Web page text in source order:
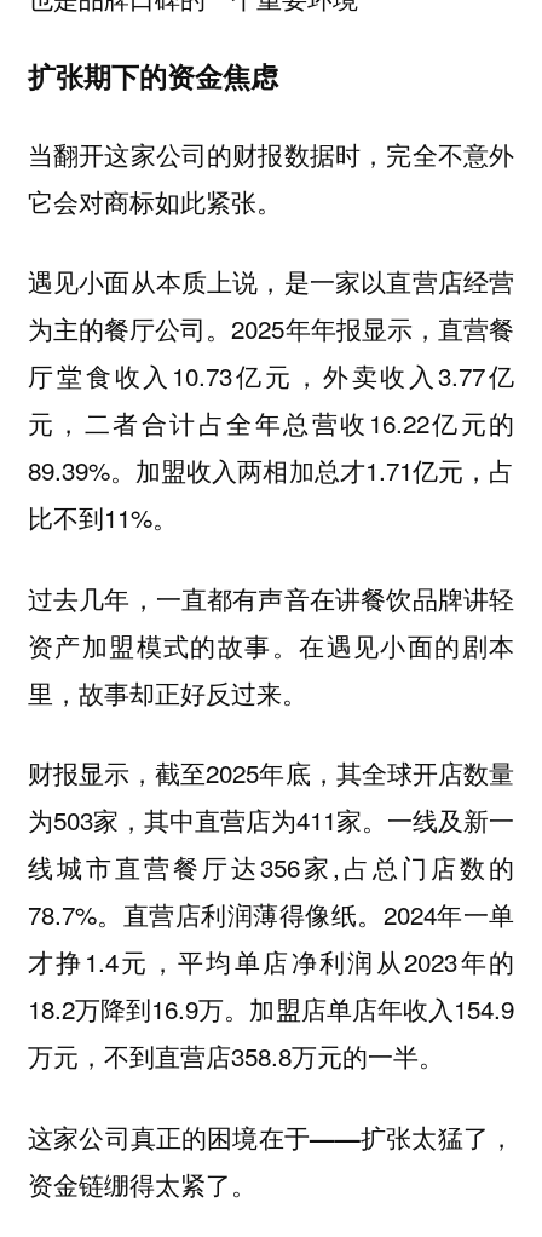
扩张期下的资金焦虑
当翻开这家公司的财报数据时，完全不意外
它会对商标如此紧张。
遇见小面从本质上说，是一家以直营店经营
为主的餐厅公司。2025年年报显示，直营餐
厅堂食收入10.73亿元，外卖收入3.77亿
元，二者合计占全年总营收16.22亿元的
89.39%。加盟收入两相加总才1.71亿元，占
比不到11%。
过去几年，一直都有声音在讲餐饮品牌讲轻
资产加盟模式的故事。在遇见小面的剧本
里，故事却正好反过来。
财报显示，截至2025年底，其全球开店数量
为503家，其中直营店为411家。一线及新一
线城市直营餐厅达356家,占总门店数的
78.7%。直营店利润薄得像纸。2024年一单
才挣1.4元，平均单店净利润从2023年的
18.2万降到16.9万。加盟店单店年收入154.9
万元，不到直营店358.8万元的一半。
这家公司真正的困境在于——扩张太猛了，
资金链绷得太紧了。